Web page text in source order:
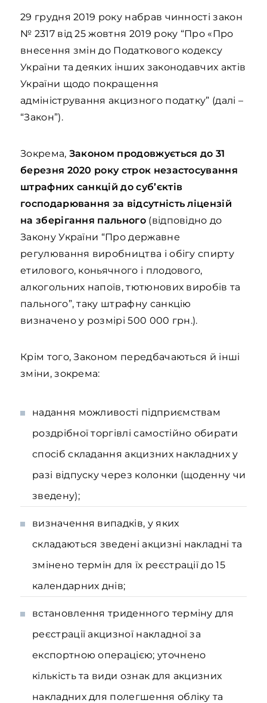
29 грудня 2019 року набрав чинності закон
№ 2317 від 25 жовтня 2019 року “Про «Про
внесення змін до Податкового кодексу
України та деяких інших законодавчих актів
України щодо покращення
адміністрування акцизного податку” (далі –
“Закон”).
Зокрема, Законом продовжується до 31
березня 2020 року строк незастосування
штрафних санкцій до суб’єктів
господарювання за відсутність ліцензій
на зберігання пального(відповідно до
Закону України “Про державне
регулювання виробництва і обігу спирту
етилового, коньячного і плодового,
алкогольних напоїв, тютюнових виробів та
пального”, таку штрафну санкцію
визначено у розмірі 500 000 грн.).
Крім того, Законом передбачаються й інші
зміни, зокрема:
надання можливості підприємствам
роздрібної торгівлі самостійно обирати
спосіб складання акцизних накладних у
разі відпуску через колонки (щоденну чи
зведену);
визначення випадків, у яких
складаються зведені акцизні накладні та
змінено термін для їх реєстрації до 15
календарних днів;
встановлення триденного терміну для
реєстрації акцизної накладної за
експортною операцією; уточнено
кількість та види ознак для акцизних
накладних для полегшення обліку та